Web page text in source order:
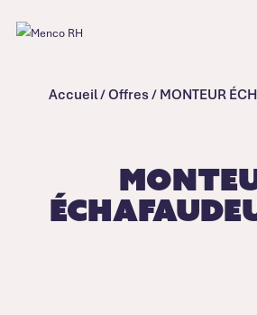
Accueil/Offres/ MONTEUR